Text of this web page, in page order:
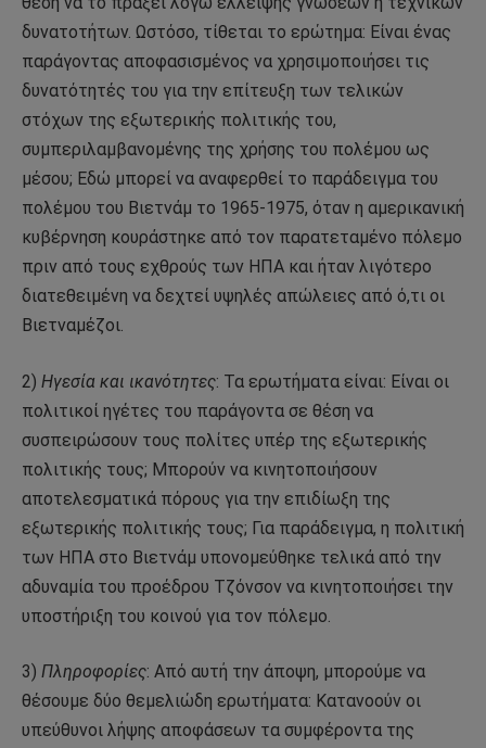
δυνατοτήτων. Ωστόσο, τίθεται το ερώτημα: Είναι ένας
παράγοντας αποφασισμένος να χρησιμοποιήσει τις
δυνατότητές του για την επίτευξη των τελικών
στόχων της εξωτερικής πολιτικής του,
συμπεριλαμβανομένης της χρήσης του πολέμου ως
μέσου; Εδώ μπορεί να αναφερθεί το παράδειγμα του
πολέμου του Βιετνάμ το 1965-1975, όταν η αμερικανική
κυβέρνηση κουράστηκε από τον παρατεταμένο πόλεμο
πριν από τους εχθρούς των ΗΠΑ και ήταν λιγότερο
διατεθειμένη να δεχτεί υψηλές απώλειες από ό,τι οι
Βιετναμέζοι.
2) Ηγεσία και ικανότητες: Τα ερωτήματα είναι: Είναι οι
πολιτικοί ηγέτες του παράγοντα σε θέση να
συσπειρώσουν τους πολίτες υπέρ της εξωτερικής
πολιτικής τους; Μπορούν να κινητοποιήσουν
αποτελεσματικά πόρους για την επιδίωξη της
εξωτερικής πολιτικής τους; Για παράδειγμα, η πολιτική
των ΗΠΑ στο Βιετνάμ υπονομεύθηκε τελικά από την
αδυναμία του προέδρου Τζόνσον να κινητοποιήσει την
υποστήριξη του κοινού για τον πόλεμο.
3) Πληροφορίες: Από αυτή την άποψη, μπορούμε να
θέσουμε δύο θεμελιώδη ερωτήματα: Κατανοούν οι
υπεύθυνοι λήψης αποφάσεων τα συμφέροντα της